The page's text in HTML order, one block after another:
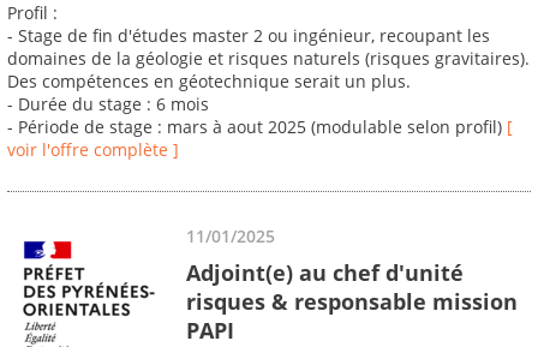
Profil :
- Stage de fin d'études master 2 ou ingénieur, recoupant les
domaines de la géologie et risques naturels (risques gravitaires).
Des compétences en géotechnique serait un plus.
- Durée du stage : 6 mois
- Période de stage : mars à aout 2025 (modulable selon profil) [
voir l'offre complète ]
11/01/2025
Adjoint(e) au chef d'unité
risques & responsable mission
PAPI